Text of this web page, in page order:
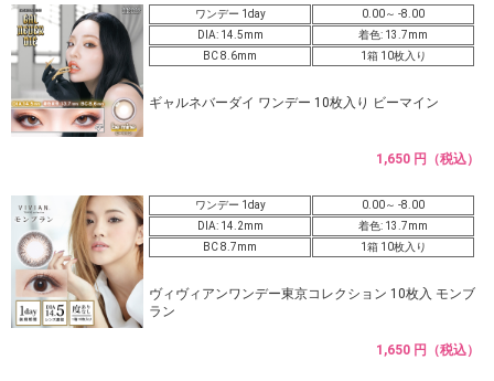
ワンデー 1day
0.00～ -8.00
DIA: 14.5mm
着色: 13.7mm
BC 8.6mm
1箱 10枚入り
ギャルネバーダイ ワンデー 10枚入り ビーマイン
1,650 円（税込）
ワンデー 1day
0.00～ -8.00
DIA: 14.2mm
着色: 13.7mm
BC 8.7mm
1箱 10枚入り
ヴィヴィアンワンデー東京コレクション 10枚入 モンブ
ラン
1,650 円（税込）